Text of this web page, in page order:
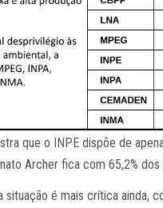
que o INPE dispõe de
Archer fica com 65,2%
situação é mais crítica ainda,